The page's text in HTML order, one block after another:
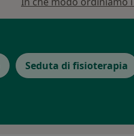
Seduta di fisioterapia